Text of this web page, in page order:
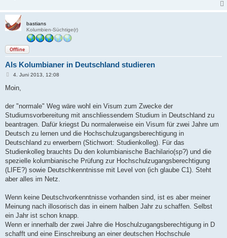
bastians
Kolumbien-Süchtige(r)
Offline
Als Kolumbianer in Deutschland studieren
B
i
a
4. Juni 2013, 12:08
Moin,
der "normale" Weg wäre wohl ein Visum zum Zwecke der
Studiumsvorbereitung mit anschliessendem Studium in Deutschland zu
beantragen. Dafür kriegst Du normalerweise ein Visum für zwei Jahre um
Deutsch zu lernen und die Hochschulzugangsberechtigung in
Deutschland zu erwerbern (Stichwort: Studienkolleg). Für das
Studienkolleg brauchts Du den kolumbianische Bachilario(sp?) und die
spezielle kolumbianische Prüfung zur Hochschulzugangsberechtigung
(LIFE?) sowie Deutschkenntnisse mit Level von (ich glaube C1). Steht
aber alles im Netz.
Wenn keine Deutschvorkenntnisse vorhanden sind, ist es aber meiner
Meinung nach illosorisch das in einem halben Jahr zu schaffen. Selbst
ein Jahr ist schon knapp.
Wenn er innerhalb der zwei Jahre die Hoschulzugangsberechtigung in D
schafft und eine Einschreibung an einer deutschen Hochschule